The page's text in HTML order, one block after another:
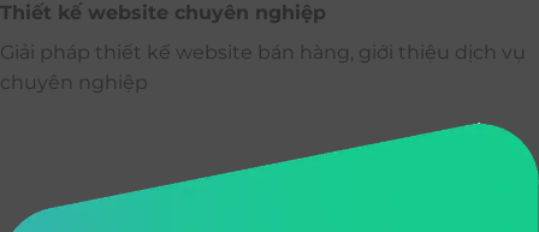
Thiết kế website chuyên nghiệp
Giải pháp thiết kế website bán hàng, giới thiệu dịch vụ
chuyên nghiệp